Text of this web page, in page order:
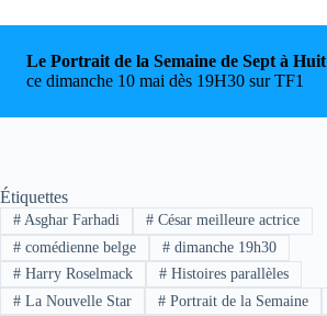
Le Portrait de la Semaine de Sept à Huit
ce dimanche 10 mai dès 19H30 sur TF1
Étiquettes
#Asghar Farhadi #César meilleure actrice
#comédienne belge #dimanche 19h30
#Harry Roselmack #Histoires parallèles
#La Nouvelle Star #Portrait de la Semaine